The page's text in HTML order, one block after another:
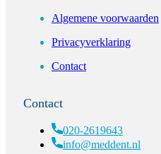
Algemene voorwaarden
Privacyverklaring
Contact
Contact
020-2619643
info@meddent.nl